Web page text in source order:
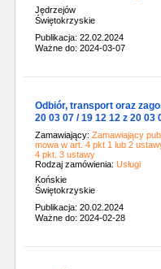
Jędrzejów
Świętokrzyskie
Publikacja: 22.02.2024
Ważne do: 2024-03-07
Odbiór, transport oraz
20 03 07 / 19 12 12 z 20
Zamawiający: Zamawiający
mowa w art. 4 pkt 1 lub 2
4 pkt. 3 ustawy
Rodzaj zamówienia: Usługi
Końskie
Świętokrzyskie
Publikacja: 20.02.2024
Ważne do: 2024-02-28